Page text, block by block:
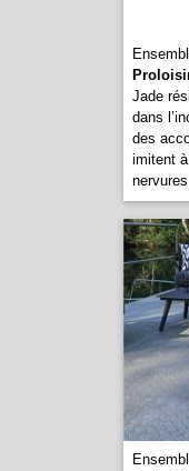
Jade
dans
des
imitent